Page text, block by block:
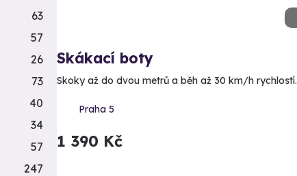
Skákací boty
Skoky až do dvou metrů a běh až 30 km/h rychlostí.
Praha 5
1 390 Kč
63
57
26
73
40
34
57
247